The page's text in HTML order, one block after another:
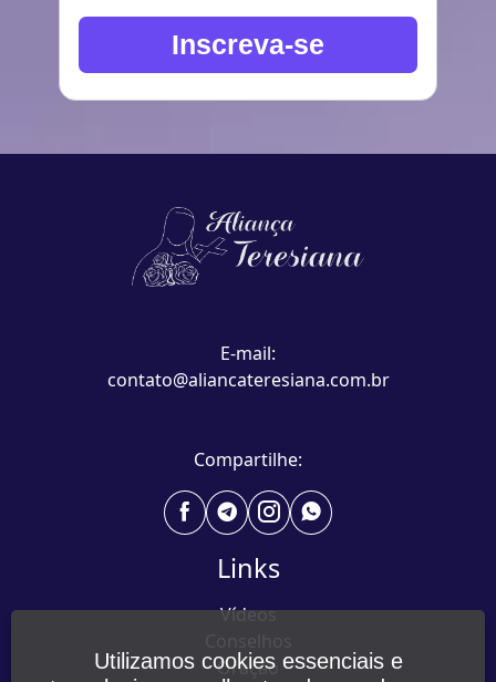
Inscreva-se
E-mail:
contato@aliancateresiana.com.br
Compartilhe:
Links
Vídeos
Oração
Utilizamos cookies essenciais e